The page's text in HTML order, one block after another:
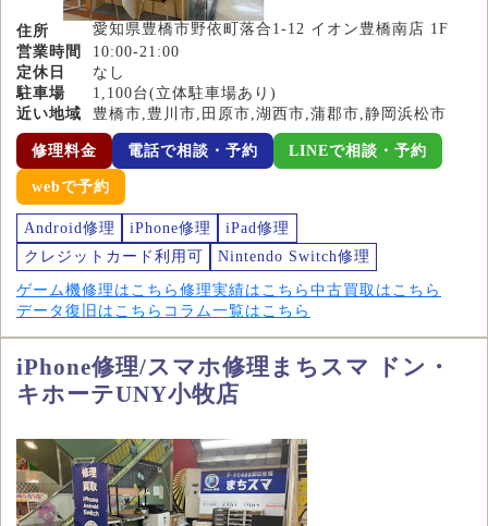
住所
愛知県豊橋市野依町落合1-12 イオン豊橋南店 1F
営業時間
10:00-21:00
定休日
なし
駐車場
1,100台(立体駐車場あり)
近い地域
豊橋市,豊川市,田原市,湖西市,蒲郡市,静岡浜松市
修理料金 電話で相談・予約 LINEで相談・予約
webで予約
Android修理 iPhone修理
iPad修理
クレジットカード利用可
Nintendo Switch修理
ゲーム機修理はこちら 修理実績はこちら 中古買取はこちら
データ復旧はこちら コラム一覧はこちら
iPhone修理/スマホ修理まちスマ ドン・
キホーテUNY小牧店